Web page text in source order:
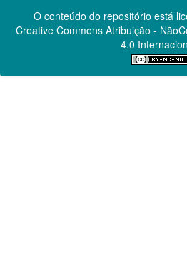
O conteúdo do repositório está
Creative CommonsAtribuição -
4.0